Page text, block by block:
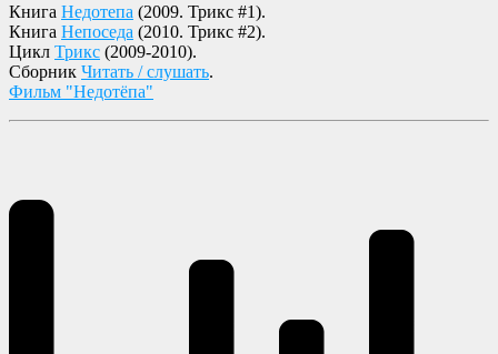
Книга Недотепа (2009. Трикс #1).
Книга Непоседа (2010. Трикс #2).
Цикл Трикс (2009-2010).
Cборник Читать / слушать.
Фильм "Недотёпа"